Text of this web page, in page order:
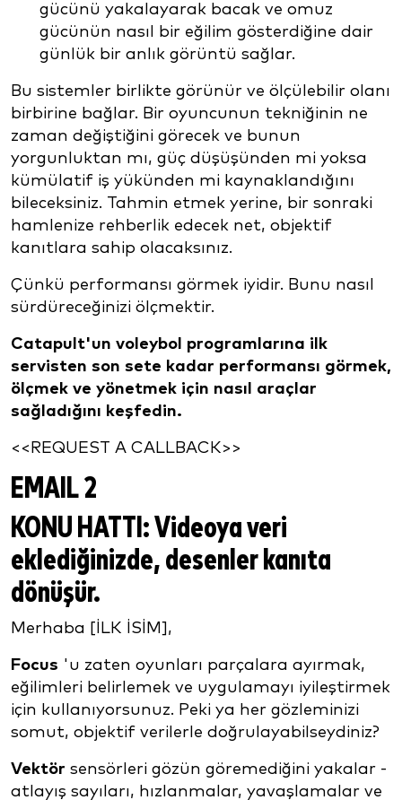
gücünü yakalayarak bacak ve omuz
gücünün nasıl bir eğilim gösterdiğine dair
günlük bir anlık görüntü sağlar.
Bu sistemler birlikte görünür ve ölçülebilir olanı
birbirine bağlar. Bir oyuncunun tekniğinin ne
zaman değiştiğini görecek ve bunun
yorgunluktan mı, güç düşüşünden mi yoksa
kümülatif iş yükünden mi kaynaklandığını
bileceksiniz. Tahmin etmek yerine, bir sonraki
hamlenize rehberlik edecek net, objektif
kanıtlara sahip olacaksınız.
Çünkü performansı görmek iyidir. Bunu nasıl
sürdüreceğinizi ölçmektir.
Catapult'un voleybol programlarına ilk
servisten son sete kadar performansı görmek,
ölçmek ve yönetmek için nasıl araçlar
sağladığını keşfedin.
<<REQUEST A CALLBACK>>
EMAIL 2
KONU HATTI:Videoya veri
eklediğinizde, desenler kanıta
dönüşür.
Merhaba [İLK İSİM],
Focus 'u zaten oyunları parçalara ayırmak,
eğilimleri belirlemek ve uygulamayı iyileştirmek
için kullanıyorsunuz. Peki ya her gözleminizi
somut, objektif verilerle doğrulayabilseydiniz?
Vektör sensörleri gözün göremediğini yakalar -
atlayış sayıları, hızlanmalar, yavaşlamalar ve